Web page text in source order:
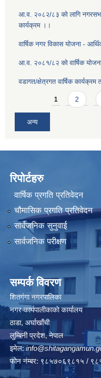
आ.व. २०८२/८३ को लागि
कार्यक्रम ।।
वार्षिक नगर विकास योजना -
आ.व. २०८१/८२ को वार्षिक
वडागत/क्षेत्रगत वार्षिक
Pages1 2
अन्य
रिपोर्टहरु
वार्षिक प्रगति प्रतिवेदन
चौमासिक प्रगति प्रतिवेदन
सार्वजनिक सुनुवाई
सार्वजनिक परीक्षण
सम्पर्क विवरण
शितगंगा नगरपालिका
नगर कार्यपालीकाकाे कार्यालय
ठाडा, अर्घाखाँची
लुम्बिनी प्रदेश, नेपाल
इमेल:
फोन नंम्बर: ९८५७०६९८१५ /